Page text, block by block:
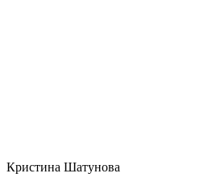
Кристина Шатунова